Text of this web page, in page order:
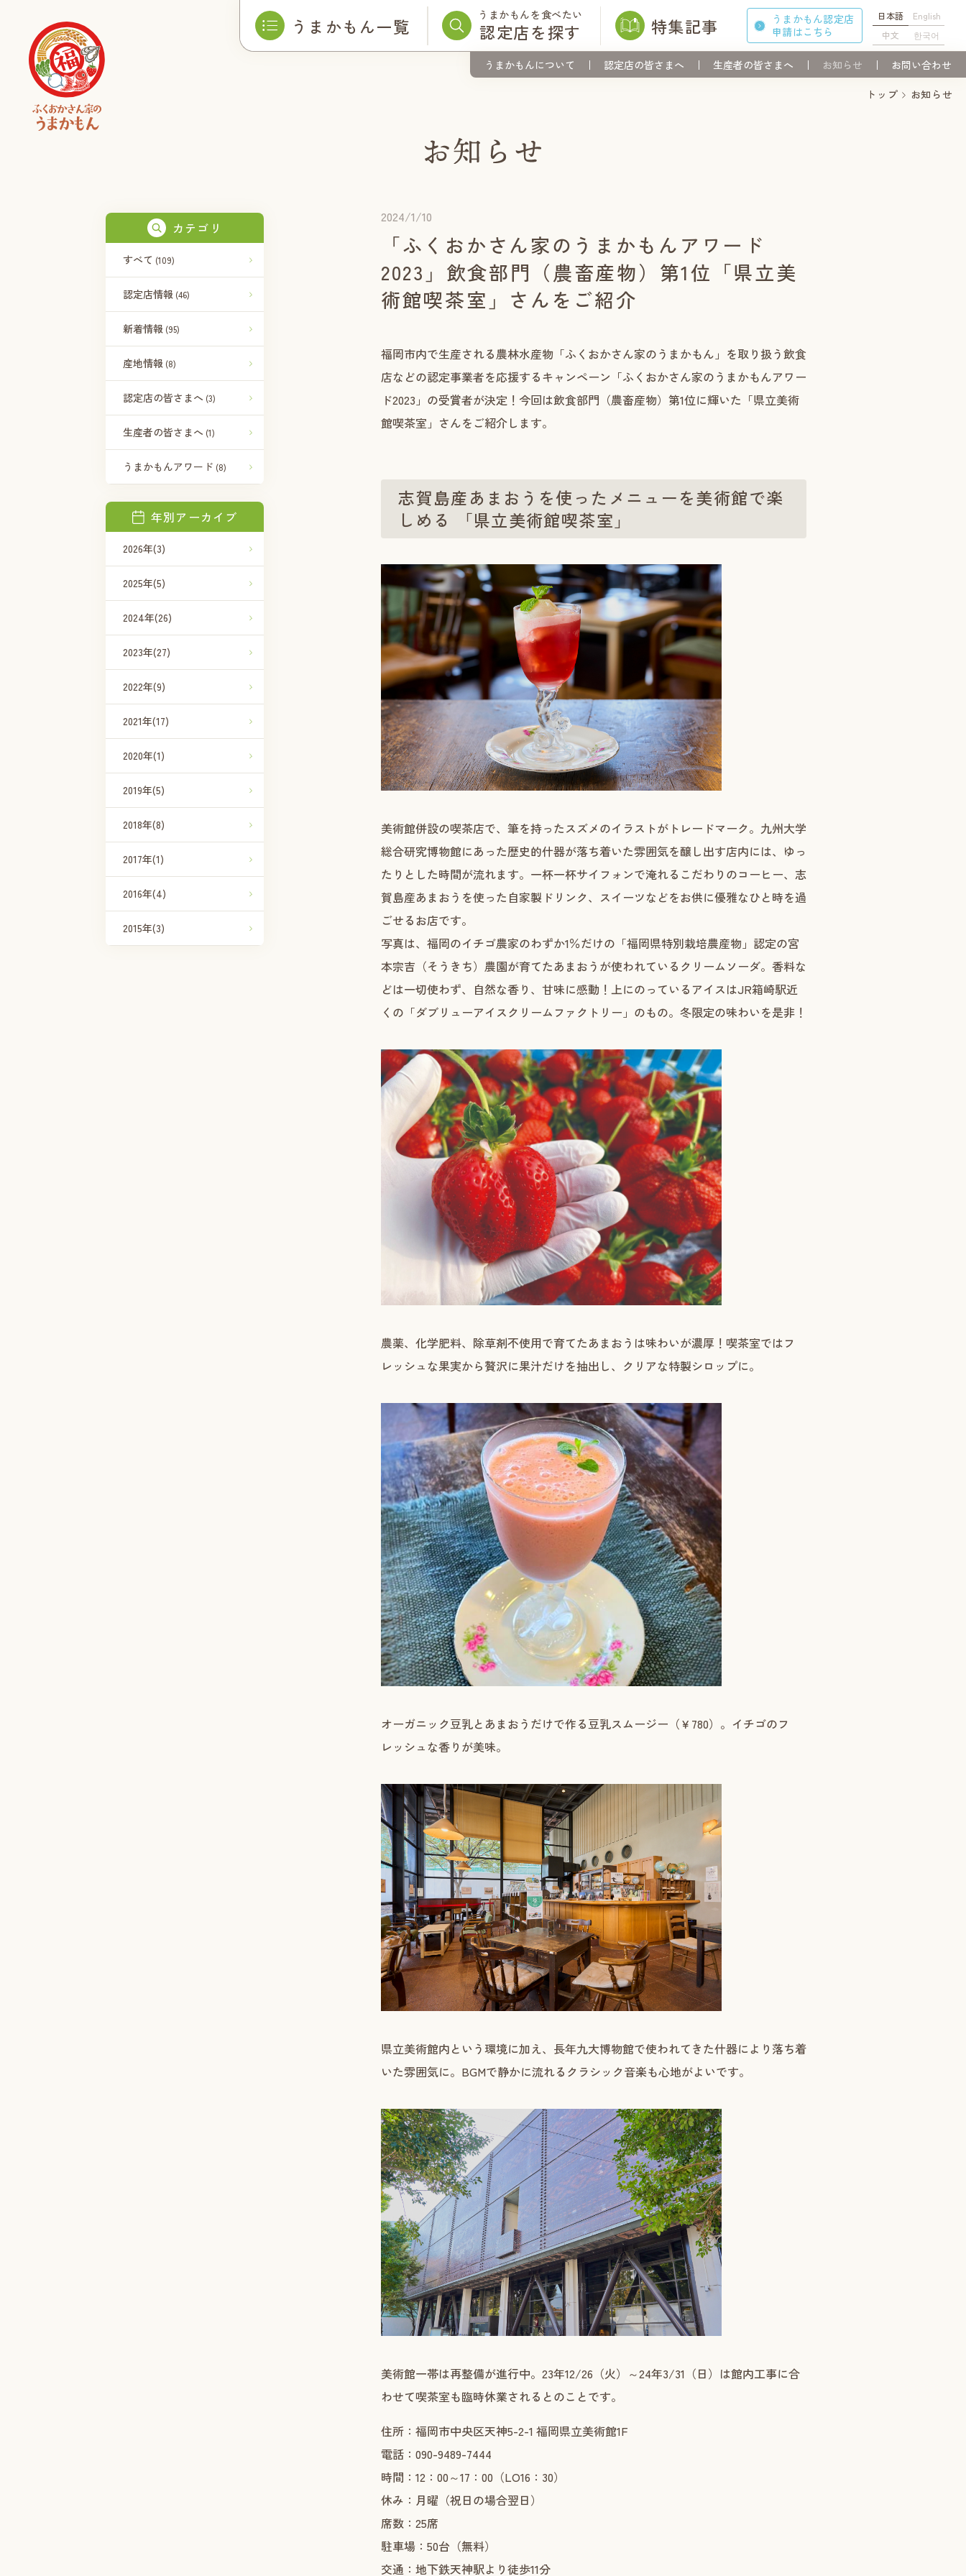
うまかもん一覧 うまかもんを食べたい
認定店を探す 特集記事
うまかもん認定店
申請はこちら
日本語
English
中文
한국어
うまかもんについて 認定店の皆さまへ 生産者の皆さまへ お知らせ お問い合わせ
トップ お知らせ
カテゴリ
すべて (109)
認定店情報 (46)
新着情報 (95)
産地情報 (8)
認定店の皆さまへ (3)
生産者の皆さまへ (1)
うまかもんアワード (8)
年別アーカイブ
2026年(3)
2025年(5)
2024年(26)
2023年(27)
2022年(9)
2021年(17)
2020年(1)
2019年(5)
2018年(8)
2017年(1)
2016年(4)
2015年(3)
2024/1/10
「ふくおかさん家のうまかもんアワード
2023」飲食部門（農畜産物）第1位「県立美
術館喫茶室」さんをご紹介
福岡市内で生産される農林水産物「ふくおかさん家のうまかもん」を取り扱う飲食
店などの認定事業者を応援するキャンペーン「ふくおかさん家のうまかもんアワー
ド2023」の受賞者が決定！今回は飲食部門（農畜産物）第1位に輝いた「県立美術
館喫茶室」さんをご紹介します。
志賀島産あまおうを使ったメニューを美術館で楽
しめる 「県立美術館喫茶室」
美術館併設の喫茶店で、筆を持ったスズメのイラストがトレードマーク。九州大学
総合研究博物館にあった歴史的什器が落ち着いた雰囲気を醸し出す店内には、ゆっ
たりとした時間が流れます。一杯一杯サイフォンで淹れるこだわりのコーヒー、志
賀島産あまおうを使った自家製ドリンク、スイーツなどをお供に優雅なひと時を過
ごせるお店です。
写真は、福岡のイチゴ農家のわずか1％だけの「福岡県特別栽培農産物」認定の宮
本宗吉（そうきち）農園が育てたあまおうが使われているクリームソーダ。香料な
どは一切使わず、自然な香り、甘味に感動！上にのっているアイスはJR箱崎駅近
くの「ダブリューアイスクリームファクトリー」のもの。冬限定の味わいを是非！
農薬、化学肥料、除草剤不使用で育てたあまおうは味わいが濃厚！喫茶室ではフ
レッシュな果実から贅沢に果汁だけを抽出し、クリアな特製シロップに。
オーガニック豆乳とあまおうだけで作る豆乳スムージー（￥780）。イチゴのフ
レッシュな香りが美味。
県立美術館内という環境に加え、長年九大博物館で使われてきた什器により落ち着
いた雰囲気に。BGMで静かに流れるクラシック音楽も心地がよいです。
美術館一帯は再整備が進行中。23年12/26（火）～24年3/31（日）は館内工事に合
わせて喫茶室も臨時休業されるとのことです。
住所：福岡市中央区天神5-2-1 福岡県立美術館1F
電話：090-9489-7444
時間：12：00～17：00（LO16：30）
休み：月曜（祝日の場合翌日）
席数：25席
駐車場：50台（無料）
交通：地下鉄天神駅より徒歩11分